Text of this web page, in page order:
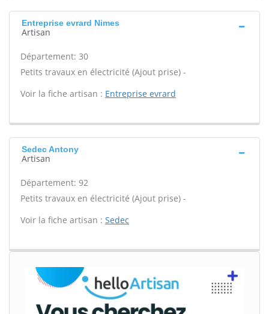
Entreprise evrard Nimes
Artisan
Département: 30
Petits travaux en électricité (Ajout prise) -
Voir la fiche artisan : Entreprise evrard
Sedec Antony
Artisan
Département: 92
Petits travaux en électricité (Ajout prise) -
Voir la fiche artisan : Sedec